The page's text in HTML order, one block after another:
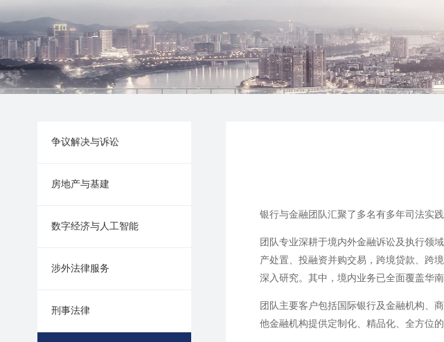
争议解决与诉讼
房地产与基建
数字经济与人工智能
涉外法律服务
刑事法律
银行与金融团队汇聚了多名有多年司法实
团队专业深耕于境内外金融诉讼及执行领
产处置、投融资并购交易，跨境贷款、跨
深入研究。其中，境内业务已全面覆盖华
团队主要客户包括国际银行及金融机构、
他金融机构提供定制化、精品化、全方位